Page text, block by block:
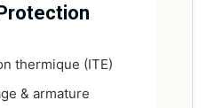
thermique (ITE)
& armature